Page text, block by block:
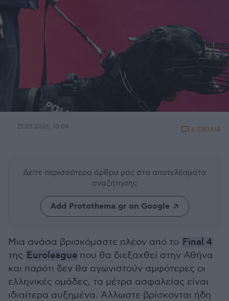
21.05.2026, 10:04 6 ΣΧΟΛΙΑ
Δείτε περισσότερα άρθρα μας στα αποτελέσματα
αναζήτησης
Add Protothema.gr on Google
Μια ανάσα βρισκόμαστε πλέον από το Final 4
της Euroleague που θα διεξαχθεί στην Αθήνα
και παρότι δεν θα αγωνιστούν αμφότερες οι
ελληνικές ομάδες, τα μέτρα ασφαλείας είναι
ιδιαίτερα αυξημένα. Άλλωστε βρίσκονται ήδη